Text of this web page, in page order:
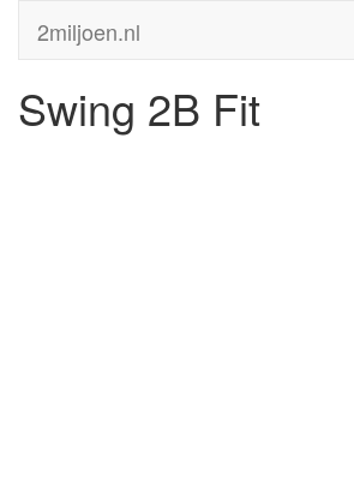
2miljoen.nl
Swing 2B Fit